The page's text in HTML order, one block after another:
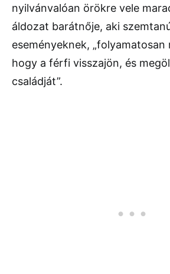
nyilvánvalóan örökre vele
áldozat barátnője, aki
eseményeknek,
hogy a férfi visszajön, és
családját”.